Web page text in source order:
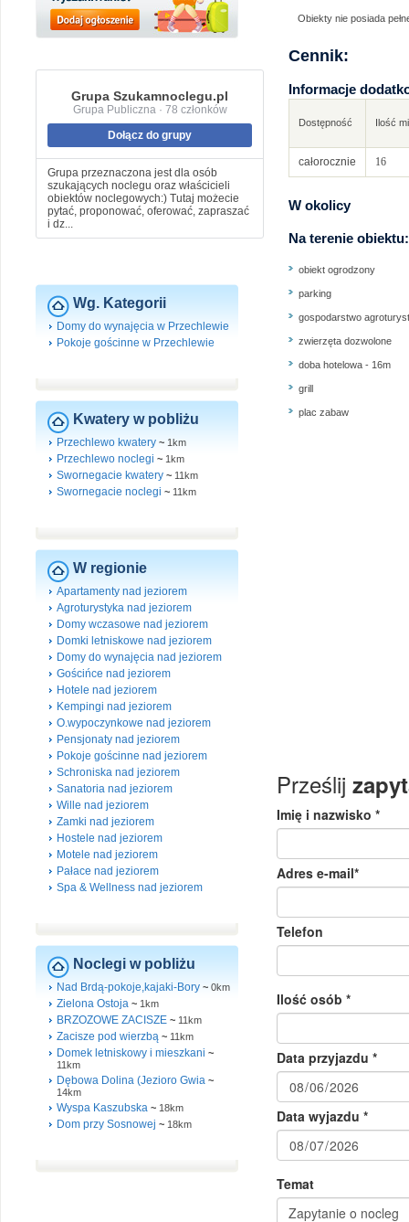
Grupa Szukamnoclegu.pl
Grupa Publiczna · 78 członków
Dołącz do grupy
Grupa przeznaczona jest dla osób
szukających noclegu oraz właścicieli
obiektów noclegowych:) Tutaj możecie
pytać, proponować, oferować, zapraszać
i dz...
Wg. Kategorii
Domy do wynajęcia w Przechlewie
Pokoje gościnne w Przechlewie
Kwatery w pobliżu
Przechlewo kwatery ~ 1km
Przechlewo noclegi ~ 1km
Swornegacie kwatery ~ 11km
Swornegacie noclegi ~ 11km
W regionie
Apartamenty nad jeziorem
Agroturystyka nad jeziorem
Domy wczasowe nad jeziorem
Domki letniskowe nad jeziorem
Domy do wynajęcia nad jeziorem
Gościńce nad jeziorem
Hotele nad jeziorem
Kempingi nad jeziorem
O.wypoczynkowe nad jeziorem
Pensjonaty nad jeziorem
Pokoje gościnne nad jeziorem
Schroniska nad jeziorem
Sanatoria nad jeziorem
Wille nad jeziorem
Zamki nad jeziorem
Hostele nad jeziorem
Motele nad jeziorem
Pałace nad jeziorem
Spa & Wellness nad jeziorem
Noclegi w pobliżu
Nad Brdą-pokoje,kajaki-Bory ~ 0km
Zielona Ostoja ~ 1km
BRZOZOWE ZACISZE ~ 11km
Zacisze pod wierzbą ~ 11km
Domek letniskowy i mieszkani ~
11km
Dębowa Dolina (Jezioro Gwia ~
14km
Wyspa Kaszubska ~ 18km
Dom przy Sosnowej ~ 18km
Obiekty nie posiada
Cennik:
Informacje
Dostępność Ilość
całorocznie 16
W okolicy
Na terenie obiektu:
obiekt ogrodzony
parking
gospodarstwo
zwierzęta dozwolone
doba hotelowa - 16m
grill
plac zabaw